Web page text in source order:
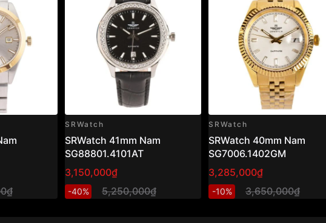
SRWatch
SRWatch 41mm Nam
SG88801.4101AT
3,150,000₫
-40% 5,250,000₫
SRWatch
SRWatch 40mm Nam
SG7006.1402GM
3,285,000₫
-10% 3,650,000₫